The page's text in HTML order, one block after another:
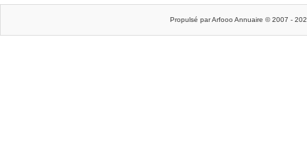
Propulsé par Arfooo Annuaire © 2007 -